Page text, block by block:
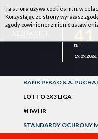
1KS
BANK PEKAO S.A.
LOTTO 3X3 LIGA
#HWHR
STANDARDY OCHRONY
Ta strona używa cookies m.in. w
Korzystając ze strony wyrażasz
zgody powinieneś zmienić